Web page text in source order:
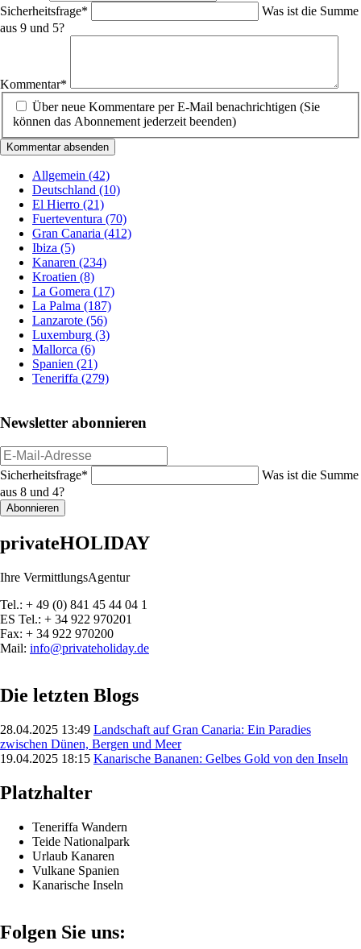
Pflichtfeld
Sicherheitsfrage*
Was ist die Summe
aus 9 und 5?
Kommentar*
Über neue Kommentare per E-Mail benachrichtigen (Sie
können das Abonnement jederzeit beenden)
Kommentar absenden
Allgemein (42)
Deutschland (10)
El Hierro (21)
Fuerteventura (70)
Gran Canaria (412)
Ibiza (5)
Kanaren (234)
Kroatien (8)
La Gomera (17)
La Palma (187)
Lanzarote (56)
Luxemburg (3)
Mallorca (6)
Spanien (21)
Teneriffa (279)
Newsletter abonnieren
E-
Mail-
Adresse
Pflichtfeld
Sicherheitsfrage*
Was ist die Summe
aus 8 und 4?
Abonnieren
privateHOLIDAY
Ihre VermittlungsAgentur
Tel.: + 49 (0) 841 45 44 04 1
ES Tel.: + 34 922 970201
Fax: + 34 922 970200
Mail: info@privateholiday.de
Die letzten Blogs
28.04.2025 13:49 Landschaft auf Gran Canaria: Ein Paradies
zwischen Dünen, Bergen und Meer
19.04.2025 18:15 Kanarische Bananen: Gelbes Gold von den Inseln
Platzhalter
Teneriffa Wandern
Teide Nationalpark
Urlaub Kanaren
Vulkane Spanien
Kanarische Inseln
Folgen Sie uns: